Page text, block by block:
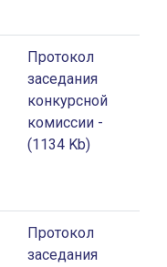
Протокол
заседания
конкурсной
комиссии -
(1134 Kb)
Протокол
заседания